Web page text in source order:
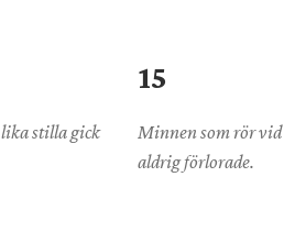
stilla gick
15
Minnen som rör
aldrig förlorade.